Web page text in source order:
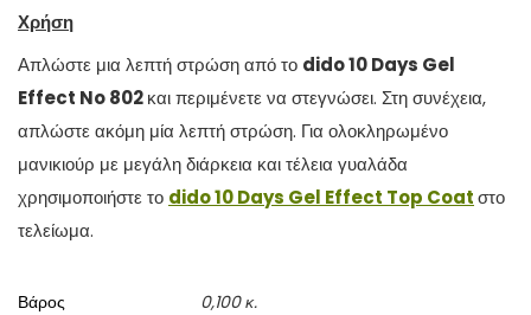
Χρήση
Απλώστε μια λεπτή στρώση από το dido10Days Gel
Effect No 802και περιμένετε να στεγνώσει. Στη συνέχεια,
απλώστε ακόμη μία λεπτή στρώση. Για ολοκληρωμένο
μανικιούρ με μεγάλη διάρκεια και τέλεια γυαλάδα
χρησιμοποιήστε το dido 10Days Gel Effect Top Coatστο
τελείωμα.
Βάρος 0,100 κ.